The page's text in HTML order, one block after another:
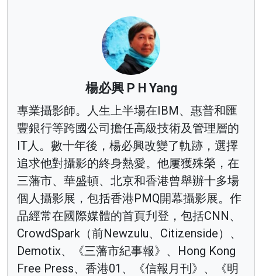
楊必興 P H Yang
專業攝影師。人生上半場在IBM、惠普和匯
豐銀行等跨國公司擔任高級技術及管理層的
IT人。數十年後，楊必興改變了軌跡，選擇
追求他對攝影的終身熱愛。他屢獲殊榮，在
三藩市、華盛頓、北京和香港曾舉辦十多場
個人攝影展，包括香港PMQ開幕攝影展。作
品經常在國際媒體的首頁刋登，包括CNN、
CrowdSpark（前Newzulu、Citizenside）、
Demotix、《三藩市紀事報》、Hong Kong
Free Press、香港01、《信報月刊》、《明